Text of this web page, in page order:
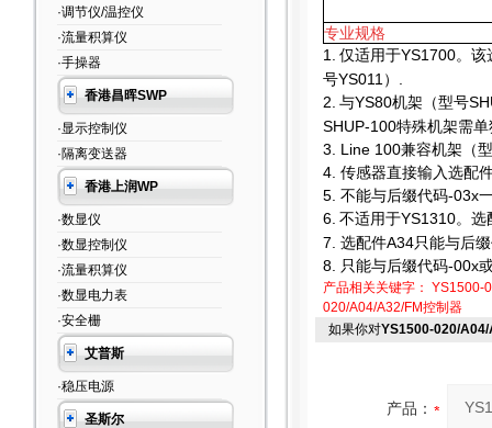
·调节仪/温控仪
·流量积算仪
·手操器
香港昌晖SWP
·显示控制仪
·隔离变送器
香港上润WP
·数显仪
·数显控制仪
·流量积算仪
·数显电力表
·安全栅
艾普斯
·稳压电源
圣斯尔
专业规格
1.
仅适用于YS1700。
号YS011）.
2. 与YS80机架（型号
SHUP-100特殊机架需
3. Line 100兼容机架（
4. 传感器直接输入选配
5. 不能与后缀代码-03x
6. 不适用于YS1310。
7. 选配件A34只能与后
8.
只能与后缀代码-00x
产品相关关键字： YS1500-
020/A04/A32/FM控制器
如果你对YS1500-020/A04/
产品：